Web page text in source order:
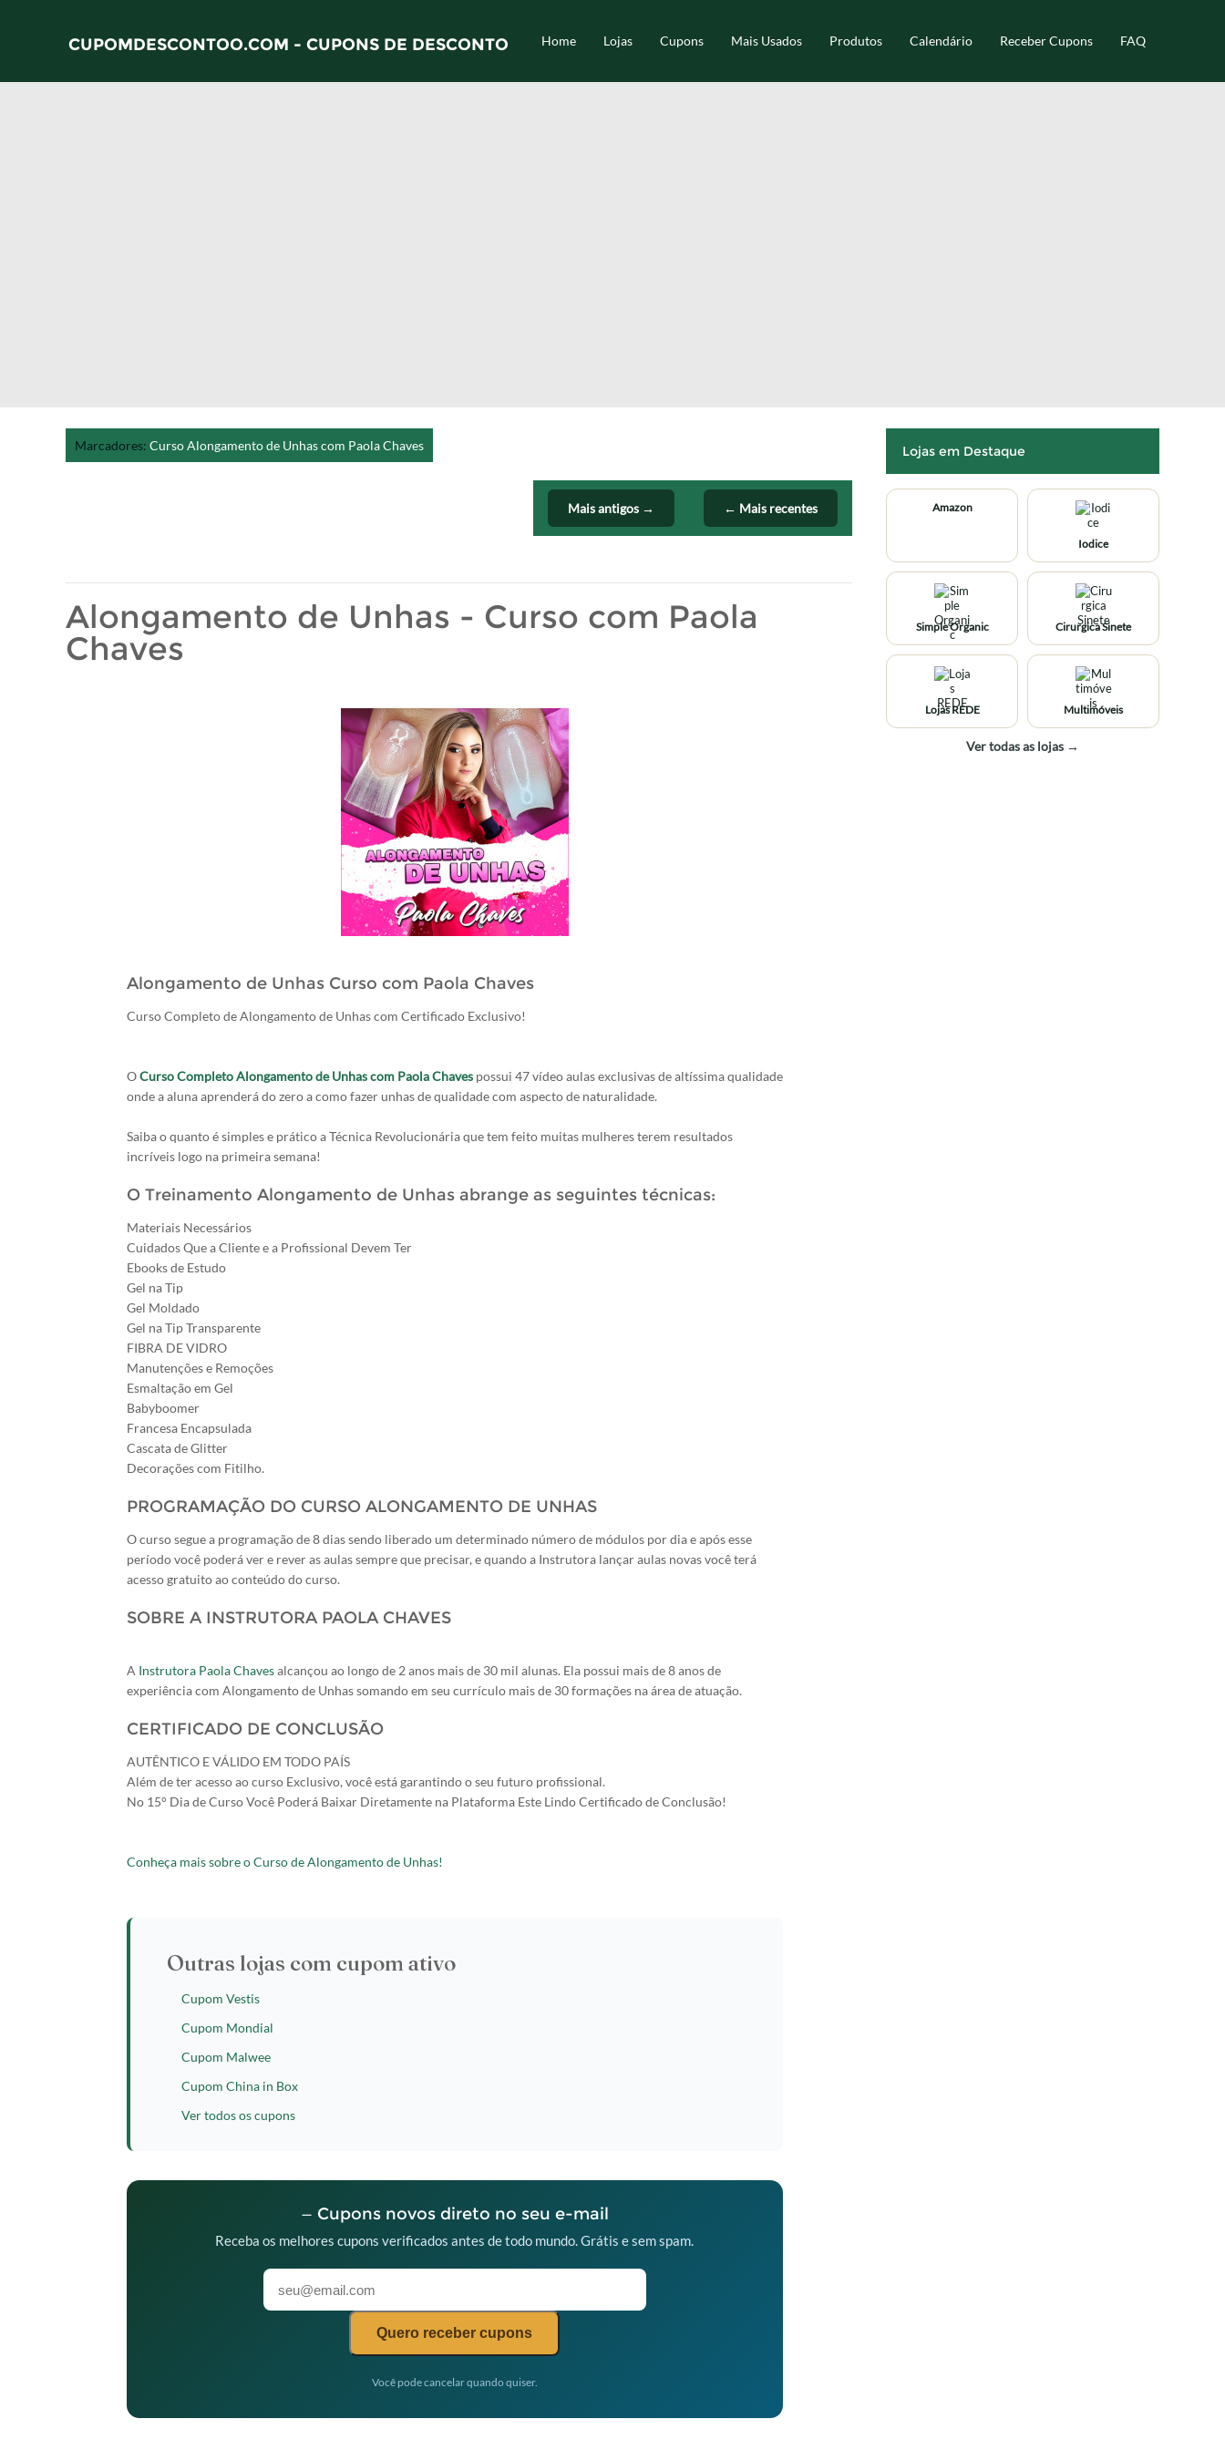
CUPOMDESCONTOO.COM - CUPONS DE DESCONTO Home Lojas Cupons Mais Usados Produtos Calendário Receber Cupons FAQ
Marcadores: Curso Alongamento de Unhas com Paola Chaves
← Mais recentes
Mais antigos →
Alongamento de Unhas - Curso com Paola
Chaves
Alongamento de Unhas Curso com Paola Chaves
Curso Completo de Alongamento de Unhas com Certificado Exclusivo!
OCurso Completo Alongamento de Unhas com Paola Chavespossui 47 vídeo aulas exclusivas de altíssima qualidade
onde a aluna aprenderá do zero a como fazer unhas de qualidade com aspecto de naturalidade.
Saiba o quanto é simples e prático a Técnica Revolucionária que tem feito muitas mulheres terem resultados
incríveis logo na primeira semana!
O Treinamento Alongamento de Unhas abrange as seguintes técnicas:
Materiais Necessários
Cuidados Que a Cliente e a Profissional Devem Ter
Ebooks de Estudo
Gel na Tip
Gel Moldado
Gel na Tip Transparente
FIBRA DE VIDRO
Manutenções e Remoções
Esmaltação em Gel
Babyboomer
Francesa Encapsulada
Cascata de Glitter
Decorações com Fitilho.
PROGRAMAÇÃO DO CURSO ALONGAMENTO DE UNHAS
O curso segue a programação de ​8 dias sendo liberado um determinado número de módulos por dia e após esse
período você poderá ver e rever as aulas sempre que precisar, e quando a Instrutora lançar aulas novas você terá
acesso gratuito ao conteúdo do curso.
SOBRE A INSTRUTORA PAOLA CHAVES
A Instrutora Paola Chavesalcançou ao longo de 2 anos mais de 30 mil alunas. Ela possui mais de 8 anos de
experiência com Alongamento de Unhas somando em seu currículo mais de 30 formações na área de atuação.
CERTIFICADO DE CONCLUSÃO
AUTÊNTICO E VÁLIDO EM TODO PAÍS
Além de ter acesso ao curso Exclusivo, você está garantindo o seu futuro profissional.
No 15° Dia de Curso Você Poderá Baixar Diretamente na Plataforma Este Lindo Certificado de Conclusão!
Conheça mais sobre o Curso de Alongamento de Unhas!
Outras lojas com cupom ativo
Cupom Vestis
Cupom Mondial
Cupom Malwee
Cupom China in Box
Ver todos os cupons
— Cupons novos direto no seu e-mail
Receba os melhores cupons verificados antes de todo mundo. Grátis e sem spam.
Quero receber cupons
Você pode cancelar quando quiser.
Lojas em Destaque
Amazon
Iodice
Simple Organic Cirurgica Sinete
Lojas REDE Multimóveis
Ver todas as lojas →